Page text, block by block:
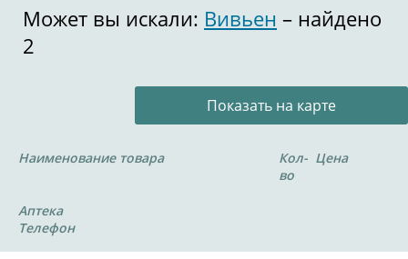
Может вы искали: Вивьен – найдено
2
Показать на карте
Наименование товара
Кол-
во
Цена
Аптека
Телефон